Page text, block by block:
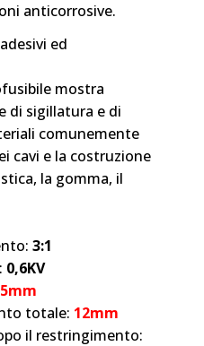
anticorrosive.
ed
mostra
di sigillatura e di
comunemente
cavi e la costruzione
la gomma, il
3:1
0,6KV
totale: 12mm
il restringimento: